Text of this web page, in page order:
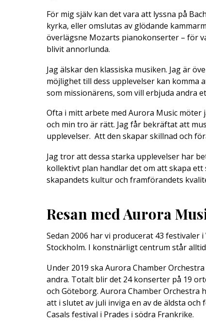
För mig själv kan det vara att lyssna på
kyrka, eller omslutas av glödande
överlägsne Mozarts pianokonserter – för
blivit annorlunda.
Jag älskar den klassiska musiken. Jag är
möjlighet till dess upplevelser kan komma
som missionärens, som vill erbjuda andra
Ofta i mitt arbete med Aurora Music
och min tro är rätt. Jag får bekräftat att
upplevelser. Att den skapar skillnad och
Jag tror att dessa starka upplevelser har
kollektivt plan handlar det om att skapa
skapandets kultur och framförandets
Resan med Aurora
Sedan 2006 har vi producerat 43 festivaler
Stockholm. I konstnärligt centrum står
Under 2019 ska Aurora Chamber
andra. Totalt blir det 24 konserter på 19
och Göteborg. Aurora Chamber
att i slutet av juli inviga en av de äldsta
Casals festival i Prades i södra Frankrike.